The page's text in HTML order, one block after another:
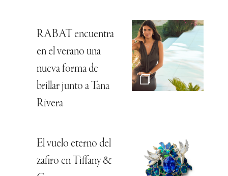
RABAT encuentra
en el verano una
nueva forma de
brillar junto a Tana
Rivera
El vuelo eterno del
zafiro en Tiffany &